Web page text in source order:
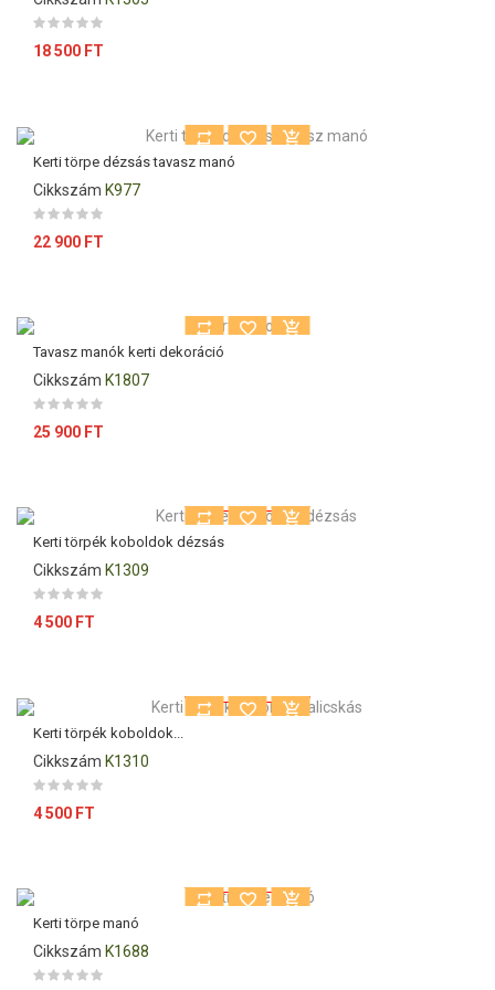
Ár
18 500 FT
Kerti törpe dézsás tavasz manó
Cikkszám K977
Ár
22 900 FT
Tavasz manók kerti dekoráció
Cikkszám K1807
Ár
25 900 FT
Kerti törpék koboldok dézsás
Cikkszám K1309
Ár
4 500 FT
Kerti törpék koboldok...
Cikkszám K1310
Ár
4 500 FT
Kerti törpe manó
Cikkszám K1688